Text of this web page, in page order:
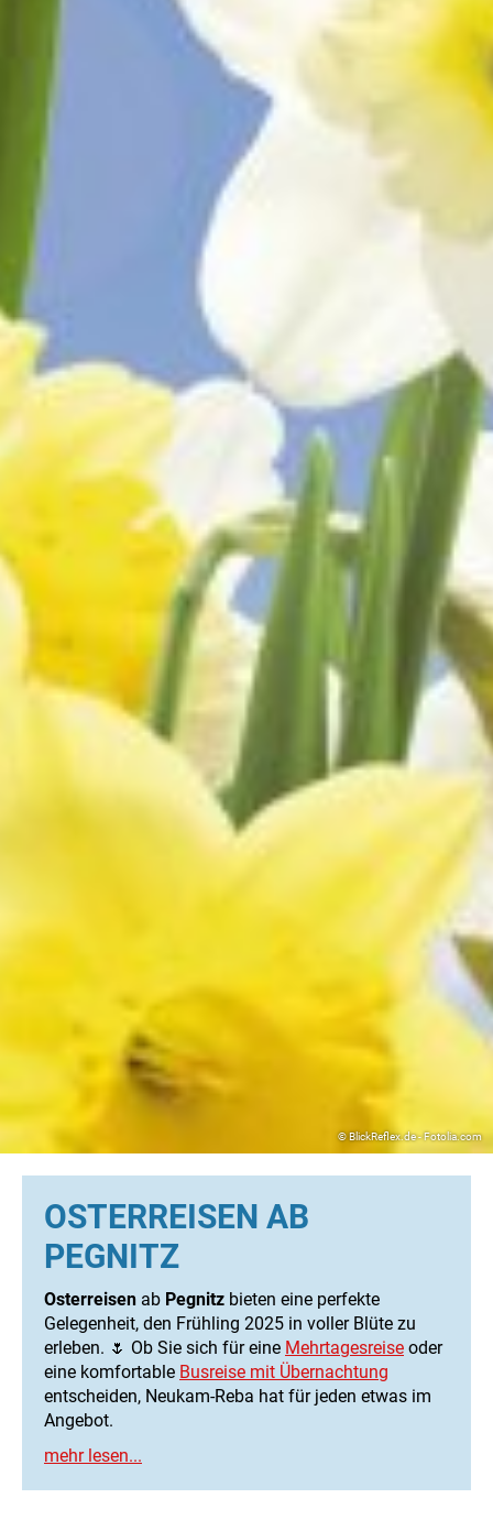
© BlickReflex.de - Fotolia.com
OSTERREISEN AB
PEGNITZ
Osterreisen ab Pegnitz bieten eine perfekte
Gelegenheit, den Frühling 2025 in voller Blüte zu
erleben. 🌷 Ob Sie sich für eine Mehrtagesreise oder
eine komfortable Busreise mit Übernachtung
entscheiden, Neukam-Reba hat für jeden etwas im
Angebot.